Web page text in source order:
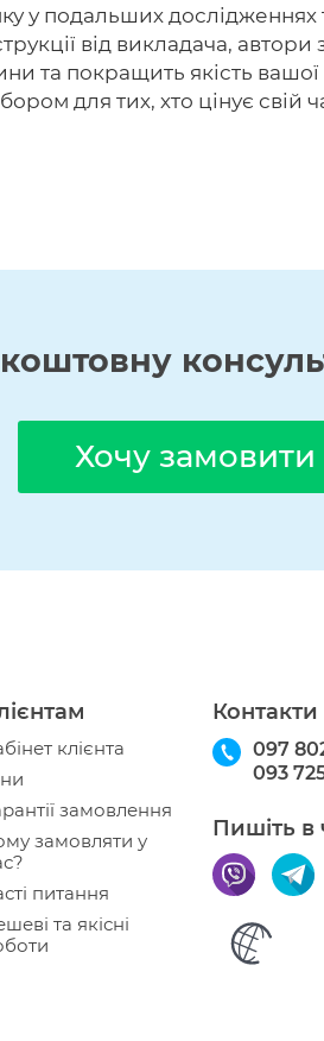
у подальших дослідженнях
від викладача,
та покращить якість
для тих, хто цінує свій
Хочу замовити
клієнта
замовлення
замовляти у
питання
та якісні
Контакти
097
093
Пишіть в